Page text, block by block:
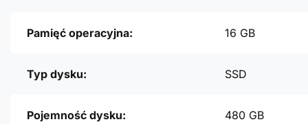
Pamięć operacyjna: 16 GB
Typ dysku: SSD
Pojemność dysku: 480 GB